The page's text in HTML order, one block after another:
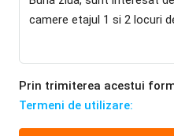
Prin trimiterea acestui
Termeni de utilizare: